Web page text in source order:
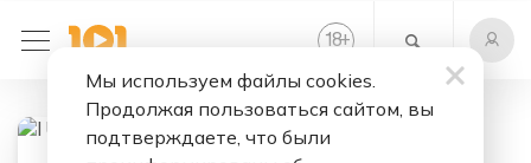
18+
Мы используем файлы cookies.
Продолжая пользоваться сайтом, вы
подтверждаете, что были